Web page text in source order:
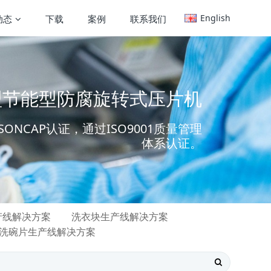
态 下载 案例 联系我们 English
能型防腐旋转式压片机
认证，通过ISO9001质量管理
体系认证。
解决方案
洗衣块生产线解决方案
碗片生产线解决方案